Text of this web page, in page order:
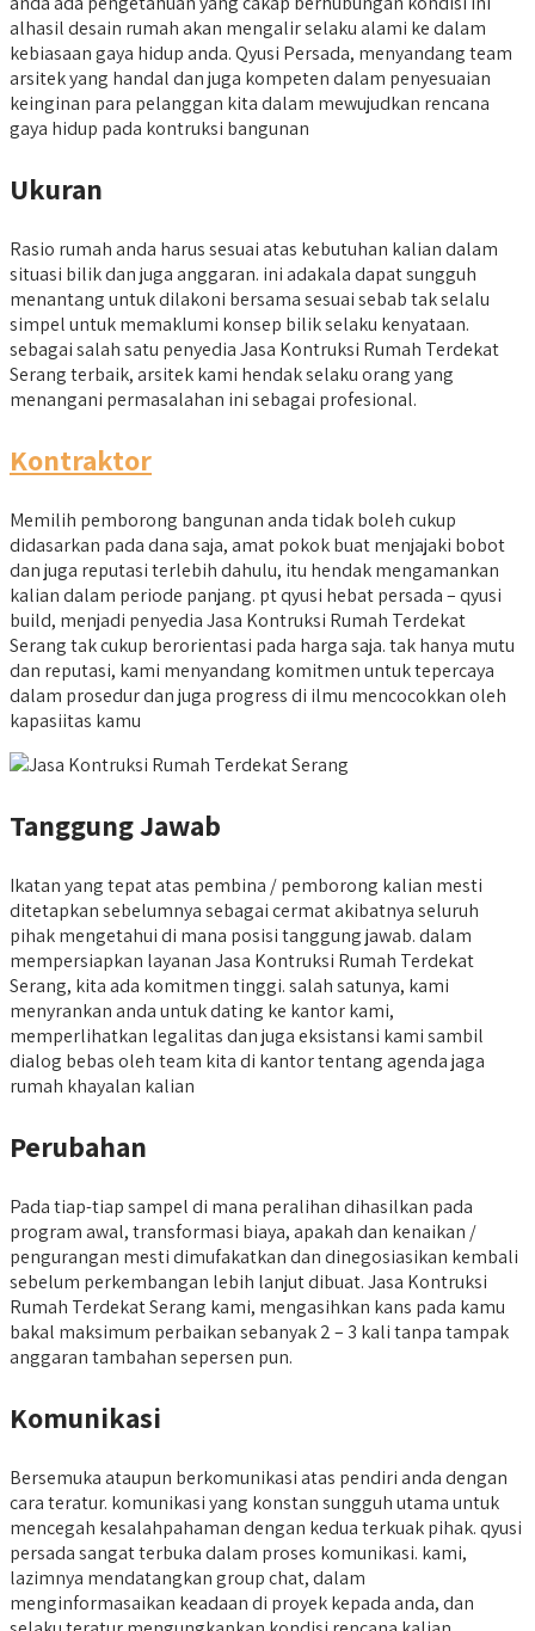
alhasil desain rumah akan mengalir selaku alami ke dalam
kebiasaan gaya hidup anda. Qyusi Persada, menyandang team
arsitek yang handal dan juga kompeten dalam penyesuaian
keinginan para pelanggan kita dalam mewujudkan rencana
gaya hidup pada kontruksi bangunan
Ukuran
Rasio rumah anda harus sesuai atas kebutuhan kalian dalam
situasi bilik dan juga anggaran. ini adakala dapat sungguh
menantang untuk dilakoni bersama sesuai sebab tak selalu
simpel untuk memaklumi konsep bilik selaku kenyataan.
sebagai salah satu penyedia Jasa Kontruksi Rumah Terdekat
Serang terbaik, arsitek kami hendak selaku orang yang
menangani permasalahan ini sebagai profesional.
Kontraktor
Memilih pemborong bangunan anda tidak boleh cukup
didasarkan pada dana saja, amat pokok buat menjajaki bobot
dan juga reputasi terlebih dahulu, itu hendak mengamankan
kalian dalam periode panjang. pt qyusi hebat persada – qyusi
build, menjadi penyedia Jasa Kontruksi Rumah Terdekat
Serang tak cukup berorientasi pada harga saja. tak hanya mutu
dan reputasi, kami menyandang komitmen untuk tepercaya
dalam prosedur dan juga progress di ilmu mencocokkan oleh
kapasiitas kamu
Tanggung Jawab
Ikatan yang tepat atas pembina / pemborong kalian mesti
ditetapkan sebelumnya sebagai cermat akibatnya seluruh
pihak mengetahui di mana posisi tanggung jawab. dalam
mempersiapkan layanan Jasa Kontruksi Rumah Terdekat
Serang, kita ada komitmen tinggi. salah satunya, kami
menyrankan anda untuk dating ke kantor kami,
memperlihatkan legalitas dan juga eksistansi kami sambil
dialog bebas oleh team kita di kantor tentang agenda jaga
rumah khayalan kalian
Perubahan
Pada tiap-tiap sampel di mana peralihan dihasilkan pada
program awal, transformasi biaya, apakah dan kenaikan /
pengurangan mesti dimufakatkan dan dinegosiasikan kembali
sebelum perkembangan lebih lanjut dibuat. Jasa Kontruksi
Rumah Terdekat Serang kami, mengasihkan kans pada kamu
bakal maksimum perbaikan sebanyak 2 – 3 kali tanpa tampak
anggaran tambahan sepersen pun.
Komunikasi
Bersemuka ataupun berkomunikasi atas pendiri anda dengan
cara teratur. komunikasi yang konstan sungguh utama untuk
mencegah kesalahpahaman dengan kedua terkuak pihak. qyusi
persada sangat terbuka dalam proses komunikasi. kami,
lazimnya mendatangkan group chat, dalam
menginformasaikan keadaan di proyek kepada anda, dan